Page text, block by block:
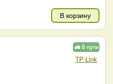
В корзину
TP-Link